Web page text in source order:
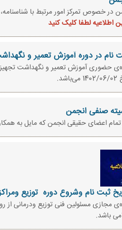
در خصوص تمرکز امور مرتبط با
اطلاعیه لطفا کلیک کنید
نام در دوره آموزش تعمیر و
صنفی انجمن
تمام اعضای حقیقی انجمن که مایل به
ثبت نام وشروع دوره ‌ توزیع